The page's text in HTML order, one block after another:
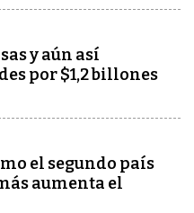
y aún así
por $1,2 billones
el segundo país
aumenta el